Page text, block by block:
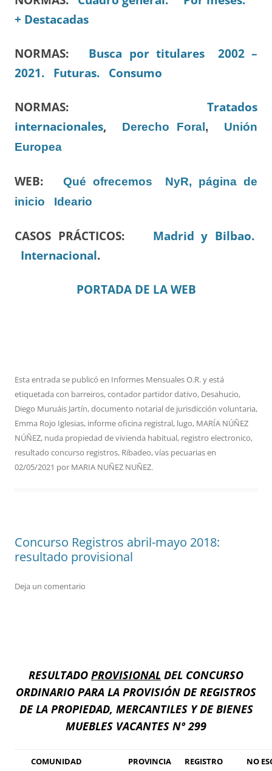
+ Destacadas
NORMAS: Busca por titulares 2002 –
2021.
Futuras. Consumo
NORMAS: Tratados
internacionales, Derecho Foral , Unión
Europea
WEB: Qué ofrecemos
NyR, página de
inicio
Ideario
CASOS PRÁCTICOS: Madrid y Bilbao.
Internacional.
PORTADA DE LA WEB
Esta entrada se publicó en Informes Mensuales O.R.y está
etiquetada con barreiros,contador partidor dativo, Desahucio,
Diego Muruáis Jartín,documento notarial de jurisdicción voluntaria,
Emma Rojo Iglesias, informe oficina registral, lugo, MARÍA NÚÑEZ
NÚÑEZ, nuda propiedad de vivienda habitual, registro electronico,
resultado concurso registros, Ribadeo,vías pecuariasen
02/05/2021 por MARIA NUÑEZ NUÑEZ.
Concurso Registros abril-mayo 2018:
resultado provisional
Deja un comentario
RESULTADO PROVISIONAL DEL CONCURSO
ORDINARIO PARA LA PROVISIÓN DE REGISTROS
DE LA PROPIEDAD, MERCANTILES Y DE BIENES
MUEBLES VACANTES Nº 299
COMUNIDAD PROVINCIA
REGISTRO
NO